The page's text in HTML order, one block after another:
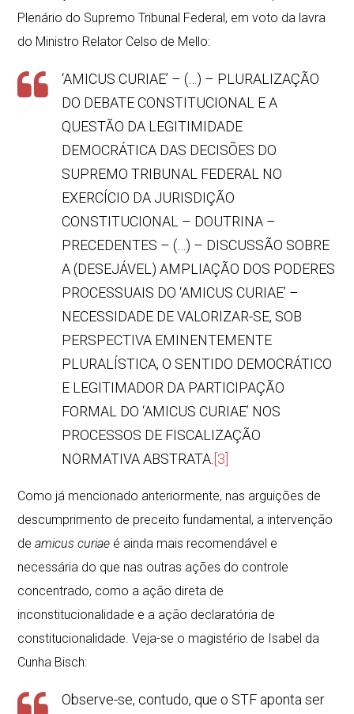
Plenário do Supremo Tribunal Federal, em voto da lavra
do Ministro Relator Celso de Mello:
‘AMICUS CURIAE’ – (…) – PLURALIZAÇÃO
DO DEBATE CONSTITUCIONAL E A
QUESTÃO DA LEGITIMIDADE
DEMOCRÁTICA DAS DECISÕES DO
SUPREMO TRIBUNAL FEDERAL NO
EXERCÍCIO DA JURISDIÇÃO
CONSTITUCIONAL – DOUTRINA –
PRECEDENTES – (…) – DISCUSSÃO SOBRE
A (DESEJÁVEL) AMPLIAÇÃO DOS PODERES
PROCESSUAIS DO ‘AMICUS CURIAE’ –
NECESSIDADE DE VALORIZAR-SE, SOB
PERSPECTIVA EMINENTEMENTE
PLURALÍSTICA, O SENTIDO DEMOCRÁTICO
E LEGITIMADOR DA PARTICIPAÇÃO
FORMAL DO ‘AMICUS CURIAE’ NOS
PROCESSOS DE FISCALIZAÇÃO
NORMATIVA ABSTRATA. [3]
Como já mencionado anteriormente, nas arguições de
descumprimento de preceito fundamental, a intervenção
deamicus curiae é ainda mais recomendável e
necessária do que nas outras ações do controle
concentrado, como a ação direta de
inconstitucionalidade e a ação declaratória de
constitucionalidade. Veja-se o magistério de Isabel da
Cunha Bisch:
Observe-se, contudo, que o STF aponta ser